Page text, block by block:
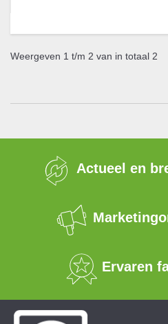
Weergeven 1 t/m 2 van in totaal 2
Actueel en
Ervaren